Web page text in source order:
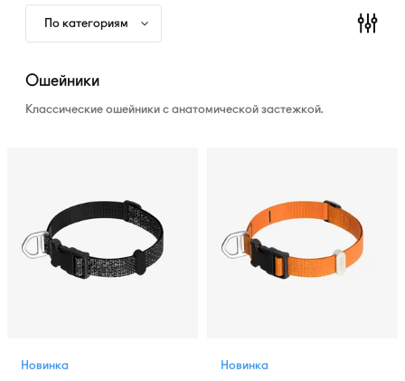
По категориям
Ошейники
Классические ошейники с анатомической застежкой.
Новинка
Новинка